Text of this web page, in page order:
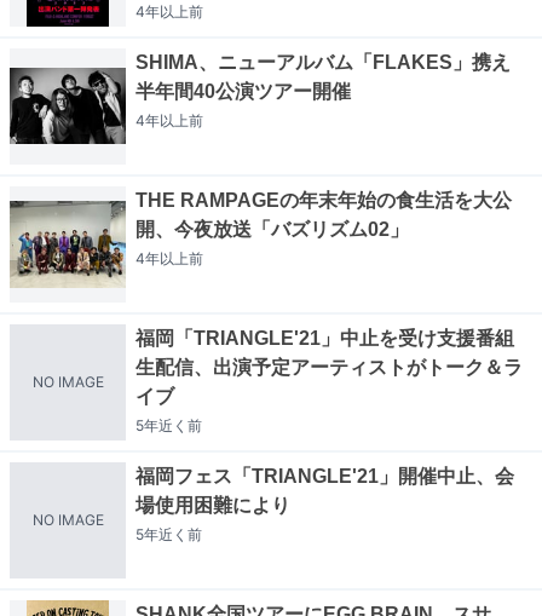
4年以上前
SHIMA、ニューアルバム「FLAKES」携え
半年間40公演ツアー開催
4年以上前
THE RAMPAGEの年末年始の食生活を大公
開、今夜放送「バズリズム02」
4年以上前
NO IMAGE
福岡「TRIANGLE'21」中止を受け支援番組
生配信、出演予定アーティストがトーク＆ラ
イブ
5年近く 前
NO IMAGE
福岡フェス「TRIANGLE'21」開催中止、会
場使用困難により
5年近く 前